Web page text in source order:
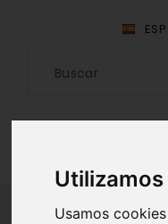
Usamos
ESP